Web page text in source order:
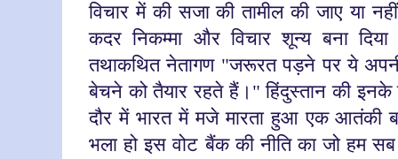
विचार में की सजा की तामील की जाए या
कदर निकम्मा और विचार शून्य बना
तथाकथित नेतागण "जरूरत पड़ने पर ये
बेचने को तैयार रहते हैं।" हिंदुस्तान की इनके
दौर में भारत में मजे मारता हुआ एक आतंकी
भला हो इस वोट बैंक की नीति का जो हम